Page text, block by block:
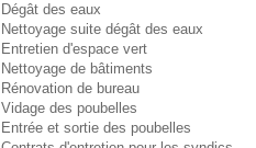
Dégât des eaux
Nettoyage suite dégât des eaux
Entretien d'espace vert
Nettoyage de bâtiments
Rénovation de bureau
Vidage des poubelles
Entrée et sortie des poubelles